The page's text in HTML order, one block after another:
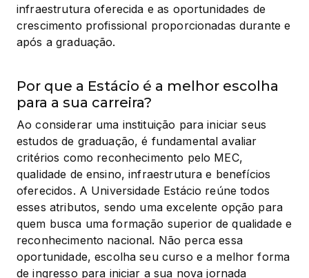
infraestrutura oferecida e as oportunidades de
crescimento profissional proporcionadas durante e
após a graduação.
Por que a Estácio é a melhor escolha
para a sua carreira?
Ao considerar uma instituição para iniciar seus
estudos de graduação, é fundamental avaliar
critérios como reconhecimento pelo MEC,
qualidade de ensino, infraestrutura e benefícios
oferecidos. A Universidade Estácio reúne todos
esses atributos, sendo uma excelente opção para
quem busca uma formação superior de qualidade e
reconhecimento nacional. Não perca essa
oportunidade, escolha seu curso e a melhor forma
de ingresso para iniciar a sua nova jornada